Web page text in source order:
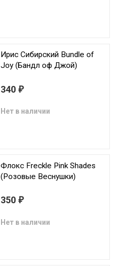
Ирис Сибирский Bundle of
Joy (Бандл оф Джой)
340 ₽
Нет в наличии
Флокс Freckle Pink Shades
(Розовые Веснушки)
350 ₽
Нет в наличии